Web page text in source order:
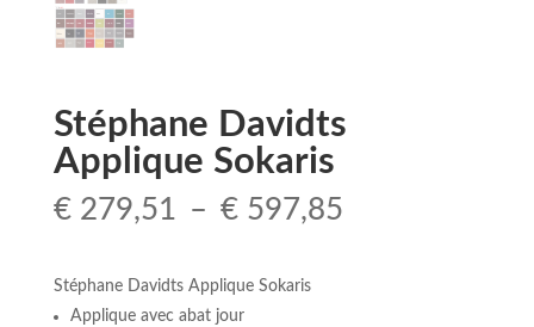
Stéphane Davidts
Applique Sokaris
€279,51 – €597,85Plage
Stéphane Davidts Applique Sokaris
Applique avec abat jour